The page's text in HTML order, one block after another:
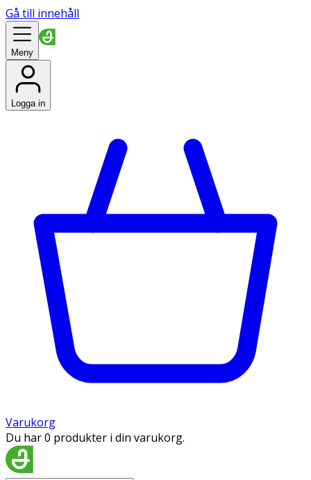
Gå till innehåll
Meny
Logga in
Varukorg
Du har 0 produkter i din varukorg.